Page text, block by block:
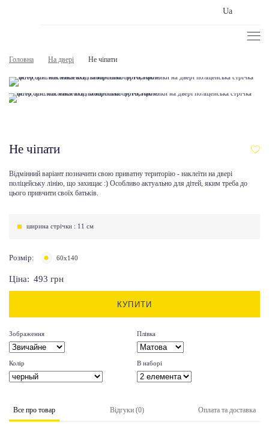
Ua
Головна На двері Не чіпати
Не чіпати
Відмінний варіант позначити свою приватну територію - наклеїти на двері
поліцейську лінію, що захищає :) Особливо актуально для дітей, яким треба до
цього привчити своїх батьків.
ширина стрічки : 11 см
Розмір: 60х140
Ціна: 493 грн
КУПИТИ
Зображення Плівка
Колір В наборі
Все про товар Відгуки (0) Оплата та доставка